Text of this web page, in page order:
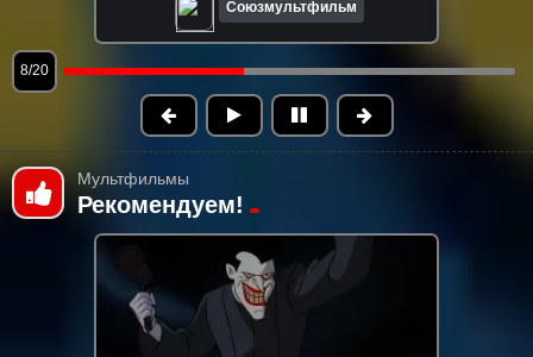
9/20
Мультфильмы
Рекомендуем!